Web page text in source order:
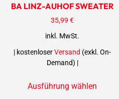
BA LINZ-AUHOF SWEATER
35,99€
inkl. MwSt.
| kostenloserVersand (exkl. On-
Demand) |
Ausführung wählen